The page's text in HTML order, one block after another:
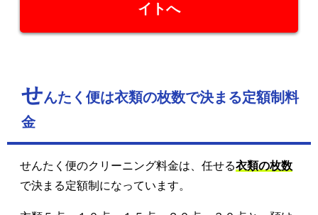
イトへ
せんたく便は衣類の枚数で決まる定額制料
金
せんたく便のクリーニング料金は、任せる衣類の枚数
で決まる定額制になっています。